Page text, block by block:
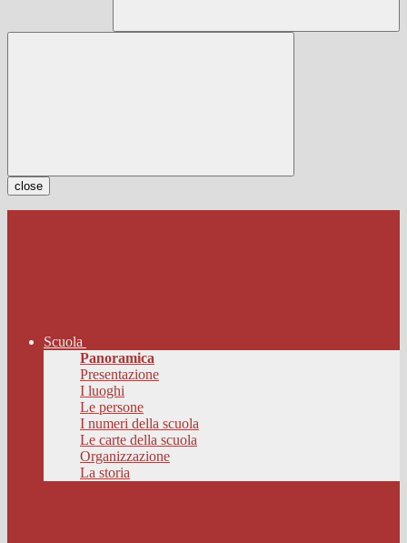
close
Scuola
Panoramica
Presentazione
I luoghi
Le persone
I numeri della scuola
Le carte della scuola
Organizzazione
La storia